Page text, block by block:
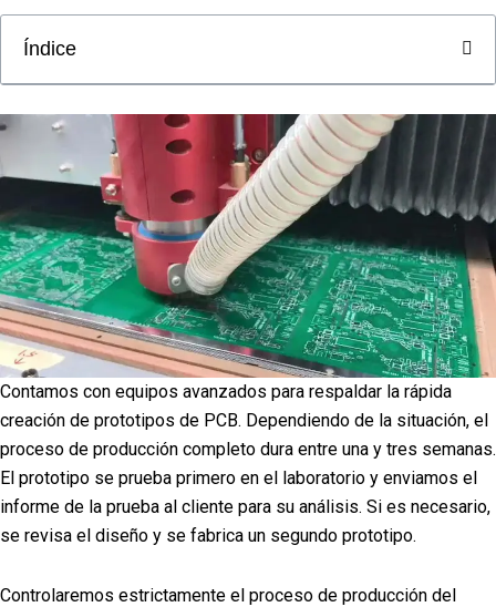
Índice
Contamos con equipos avanzados para respaldar la rápida
creación de prototipos de PCB. Dependiendo de la situación, el
proceso de producción completo dura entre una y tres semanas.
El prototipo se prueba primero en el laboratorio y enviamos el
informe de la prueba al cliente para su análisis. Si es necesario,
se revisa el diseño y se fabrica un segundo prototipo.
Controlaremos estrictamente el proceso de producción del